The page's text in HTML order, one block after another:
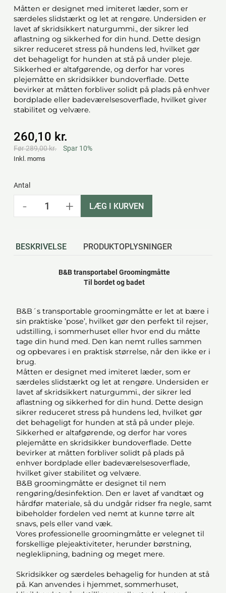
Måtten er designet med imiteret læder, som er
særdeles slidstærkt og let at rengøre. Undersiden er
lavet af skridsikkert naturgummi., der sikrer led
aflastning og sikkerhed for din hund. Dette design
sikrer reduceret stress på hundens led, hvilket gør
det behageligt for hunden at stå på under pleje.
Sikkerhed er altafgørende, og derfor har vores
plejemåtte en skridsikker bundoverflade. Dette
bevirker at måtten forbliver solidt på plads på enhver
bordplade eller badeværelsesoverflade, hvilket giver
stabilitet og velvære.
260,10 kr.
Før 289,00 kr. Spar 10%
Inkl. moms
Antal
- + LÆG I KURVEN
BESKRIVELSE PRODUKTOPLYSNINGER
B&B transportabel Groomingmåtte
Til bordet og badet
B&B´s transportable groomingmåtte er let at bære i
sin praktiske ’pose’, hvilket gør den perfekt til rejser,
udstilling, i sommerhuset eller hvor end du måtte
tage din hund med. Den kan nemt rulles sammen
og opbevares i en praktisk størrelse, når den ikke er i
brug.
Måtten er designet med imiteret læder, som er
særdeles slidstærkt og let at rengøre. Undersiden er
lavet af skridsikkert naturgummi., der sikrer led
aflastning og sikkerhed for din hund. Dette design
sikrer reduceret stress på hundens led, hvilket gør
det behageligt for hunden at stå på under pleje.
Sikkerhed er altafgørende, og derfor har vores
plejemåtte en skridsikker bundoverflade. Dette
bevirker at måtten forbliver solidt på plads på
enhver bordplade eller badeværelsesoverflade,
hvilket giver stabilitet og velvære.
B&B groomingmåtte er designet til nem
rengøring/desinfektion. Den er lavet af vandtæt og
hårdfør materiale, så du undgår ridser fra negle, samt
bibeholder fordelen ved nemt at kunne tørre alt
snavs, pels eller vand væk.
Vores professionelle groomingmåtte er velegnet til
forskellige plejeaktiviteter, herunder børstning,
negleklipning, badning og meget mere.
Skridsikker og særdeles behagelig for hunden at stå
på. Kan anvendes i hjemmet, sommerhuset,